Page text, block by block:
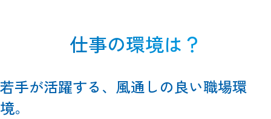
仕事の環境は？
若手が活躍する、風通しの良い職場環
境。